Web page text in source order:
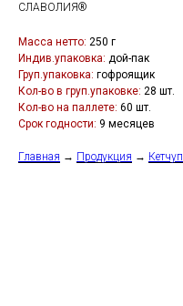
СЛАВОЛИЯ®
Масса нетто: 250 г
Индив.упаковка: дой-пак
Груп.упаковка: гофроящик
Кол-во в груп.упаковке: 28 шт.
Кол-во на паллете: 60 шт.
Срок годности: 9 месяцев
Главная → Продукция → Кетчуп